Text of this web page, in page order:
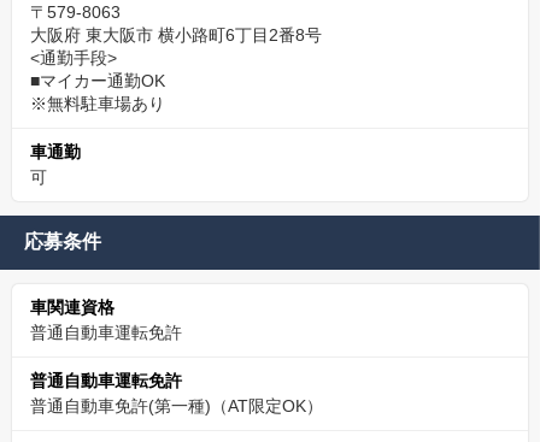
〒579-8063
大阪府 東大阪市 横小路町6丁目2番8号
<通勤手段>
■マイカー通勤OK
※無料駐車場あり
車通勤
可
応募条件
車関連資格
普通自動車運転免許
普通自動車運転免許
普通自動車免許(第一種)（AT限定OK）